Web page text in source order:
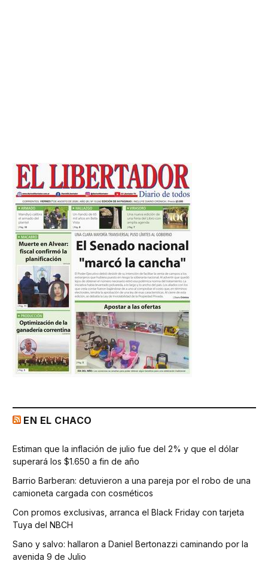
EN EL CHACO
Estiman que la inflación de julio fue del 2% y que el dólar
superará los $1.650 a fin de año
Barrio Barberan: detuvieron a una pareja por el robo de una
camioneta cargada con cosméticos
Con promos exclusivas, arranca el Black Friday con tarjeta
Tuya del NBCH
Sano y salvo: hallaron a Daniel Bertonazzi caminando por la
avenida 9 de Julio